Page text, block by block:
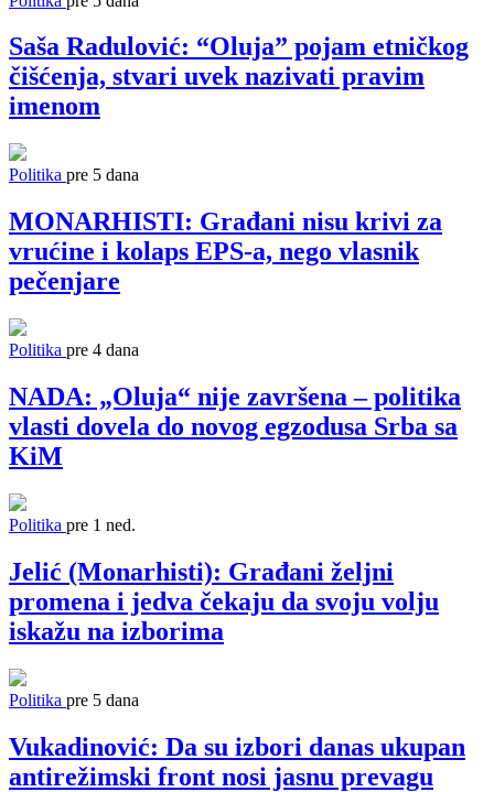
Saša Radulović: “Oluja” pojam etničkog
čišćenja, stvari uvek nazivati pravim
imenom
Politika pre 5 dana
MONARHISTI: Građani nisu krivi za
vrućine i kolaps EPS-a, nego vlasnik
pečenjare
Politika pre 4 dana
NADA: „Oluja“ nije završena – politika
vlasti dovela do novog egzodusa Srba sa
KiM
Politika pre 1 ned.
Jelić (Monarhisti): Građani željni
promena i jedva čekaju da svoju volju
iskažu na izborima
Politika pre 5 dana
Vukadinović: Da su izbori danas ukupan
antirežimski front nosi jasnu prevagu